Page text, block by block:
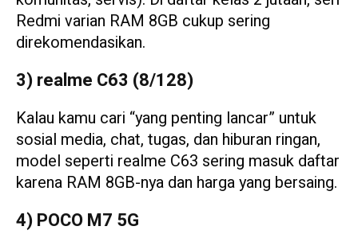
Redmi varian RAM 8GB cukup sering
direkomendasikan.
3) realme C63 (8/128)
Kalau kamu cari “yang penting lancar” untuk
sosial media, chat, tugas, dan hiburan ringan,
model seperti realme C63 sering masuk daftar
karena RAM 8GB-nya dan harga yang bersaing.
4) POCO M7 5G